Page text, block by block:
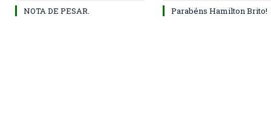
NOTA DE PESAR. Parabéns Hamilton Brito!